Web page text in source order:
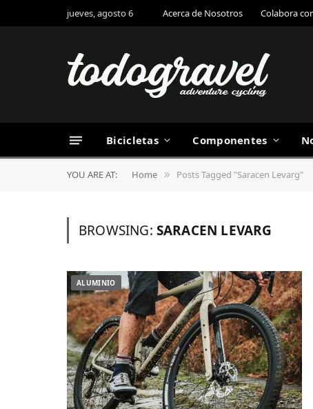
jueves, agosto 6 Acerca de Nosotros Colabora
Bicicletas Componentes
YOU ARE AT: Home » Posts Tagged "Saracen Levarg"
BROWSING: SARACEN LEVARG
ALUMINIO